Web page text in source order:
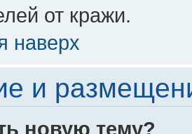
от кражи.
наверх
и
новую тему?